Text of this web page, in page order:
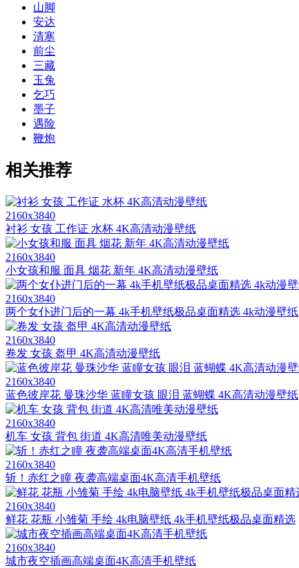
山脚
安达
清寒
前尘
三藏
玉兔
乞巧
墨子
遇险
鞭炮
相关推荐
2160x3840
衬衫 女孩 工作证 水杯 4K高清动漫壁纸
2160x3840
小女孩和服 面具 烟花 新年 4K高清动漫壁纸
2160x3840
两个女仆进门后的一幕 4k手机壁纸极品桌面精选 4k动漫壁纸
2160x3840
卷发 女孩 盔甲 4K高清动漫壁纸
2160x3840
蓝色彼岸花 曼珠沙华 蓝瞳女孩 眼泪 蓝蝴蝶 4K高清动漫壁纸
2160x3840
机车 女孩 背包 街道 4K高清唯美动漫壁纸
2160x3840
斩！赤红之瞳 夜袭高端桌面4K高清手机壁纸
2160x3840
鲜花 花瓶 小雏菊 手绘 4k电脑壁纸 4k手机壁纸极品桌面精选
2160x3840
城市夜空插画高端桌面4K高清手机壁纸